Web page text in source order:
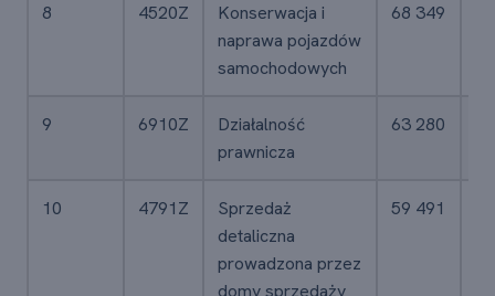
8 4520Z
Konserwacja i
naprawa pojazdów
samochodowych
68 349
9 6910Z
Działalność
prawnicza
63 280
10 4791Z
Sprzedaż
detaliczna
prowadzona przez
domy sprzedaży
59 491